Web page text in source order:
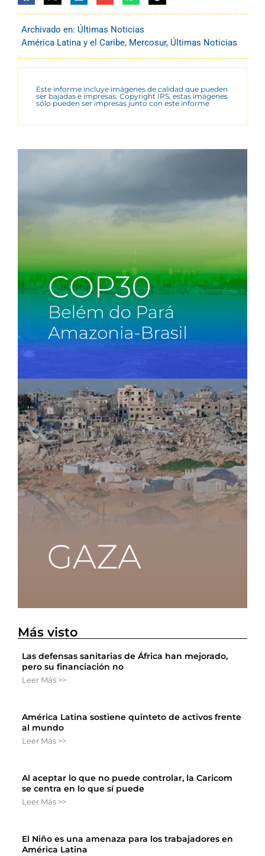
Archivado en: Últimas Noticias
América Latina y el Caribe, Mercosur, Últimas Noticias
Este informe incluye imágenes de calidad que pueden
ser bajadas e impresas. Copyright IPS, estas imágenes
sólo pueden ser impresas junto con este informe
Más visto
Las defensas sanitarias de África han mejorado,
pero su financiación no
Leer Más >>
América Latina sostiene quinteto de activos frente
al mundo
Leer Más >>
Al aceptar lo que no puede controlar, la Caricom
se centra en lo que sí puede
Leer Más >>
El Niño es una amenaza para los trabajadores en
América Latina